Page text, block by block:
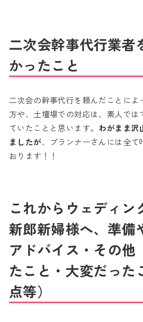
二次会幹事代行業者
かったこと
二次会の幹事代行を頼んだことによ
方や、土壇場での対応は、素人では
ていたことと思います。 わがまま沢
ましたが、プランナーさんには全て
おります！！
これからウェディン
新郎新婦様へ、準備
アドバイス・その他
たこと・大変だった
点等）